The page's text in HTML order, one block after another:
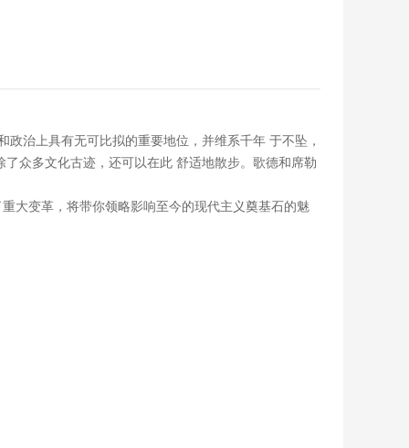
治上具有无可比拟的重要地位，并维系千年 于不坠，
众多文化古迹，还可以在此 舒适地散步。歌德和席勒
大变革，将带你领略影响至今的现代主义奠基石的魅